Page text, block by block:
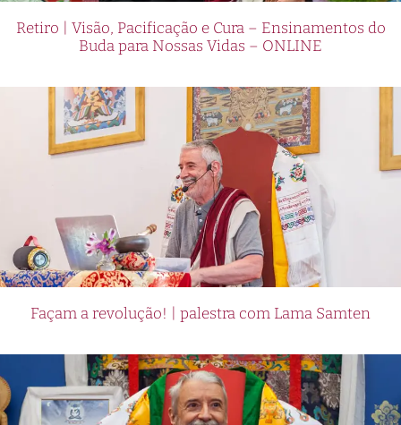
Retiro | Visão, Pacificação e Cura – Ensinamentos do
Buda para Nossas Vidas – ONLINE
Façam a revolução! | palestra com Lama Samten